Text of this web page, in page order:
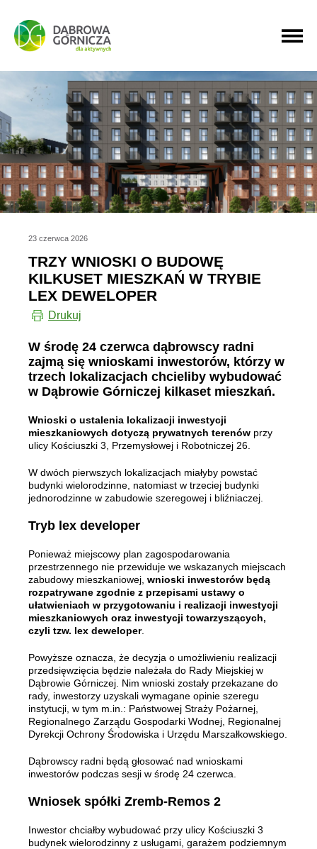
PRZEJDŹ DO MENU GŁÓWNEGO
PRZEJDŹ DO WYSZUKIWARKI
PRZEJDŹ DO TREŚCI
23 czerwca 2026
TRZY WNIOSKI O BUDOWĘ
KILKUSET MIESZKAŃ W TRYBIE
LEX DEWELOPER
Drukuj
W środę 24 czerwca dąbrowscy radni
zajmą się wnioskami inwestorów, którzy w
trzech lokalizacjach chcieliby wybudować
w Dąbrowie Górniczej kilkaset mieszkań.
Wnioski o ustalenia lokalizacji inwestycji
mieszkaniowych dotyczą prywatnych terenów przy
ulicy Kościuszki 3, Przemysłowej i Robotniczej 26.
W dwóch pierwszych lokalizacjach miałyby powstać
budynki wielorodzinne, natomiast w trzeciej budynki
jednorodzinne w zabudowie szeregowej i bliźniaczej.
Tryb lex developer
Ponieważ miejscowy plan zagospodarowania
przestrzennego nie przewiduje we wskazanych miejscach
zabudowy mieszkaniowej, wnioski inwestorów będą
rozpatrywane zgodnie z przepisami ustawy o
ułatwieniach w przygotowaniu i realizacji inwestycji
mieszkaniowych oraz inwestycji towarzyszących,
czyli tzw. lex deweloper.
Powyższe oznacza, że decyzja o umożliwieniu realizacji
przedsięwzięcia będzie należała do Rady Miejskiej w
Dąbrowie Górniczej. Nim wnioski zostały przekazane do
rady, inwestorzy uzyskali wymagane opinie szeregu
instytucji, w tym m.in.: Państwowej Straży Pożarnej,
Regionalnego Zarządu Gospodarki Wodnej, Regionalnej
Dyrekcji Ochrony Środowiska i Urzędu Marszałkowskiego.
Dąbrowscy radni będą głosować nad wnioskami
inwestorów podczas sesji w środę 24 czerwca.
Wniosek spółki Zremb-Remos 2
Inwestor chciałby wybudować przy ulicy Kościuszki 3
budynek wielorodzinny z usługami, garażem podziemnym